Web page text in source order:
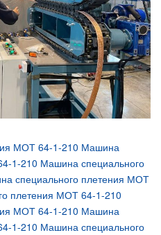
МОТ 64-1-210 Машина
1-210 Машина специального
специального плетения МОТ
плетения МОТ 64-1-210
МОТ 64-1-210 Машина
1-210 Машина специального